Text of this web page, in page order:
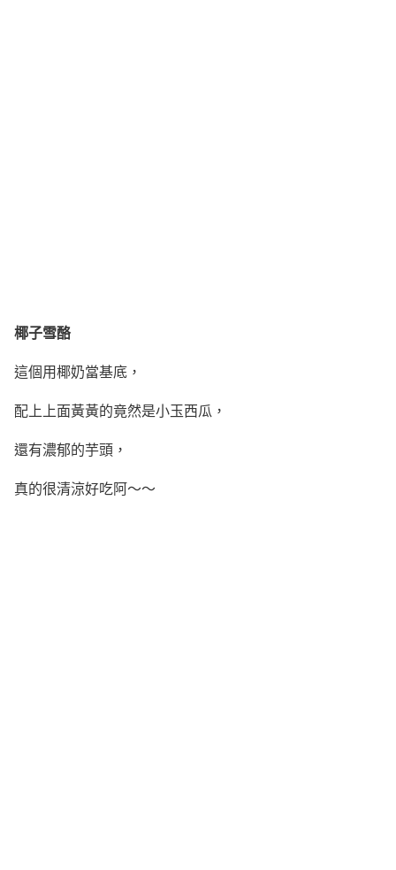
椰子雪酪
這個用椰奶當基底，
配上上面黃黃的竟然是小玉西瓜，
還有濃郁的芋頭，
真的很清涼好吃阿～～